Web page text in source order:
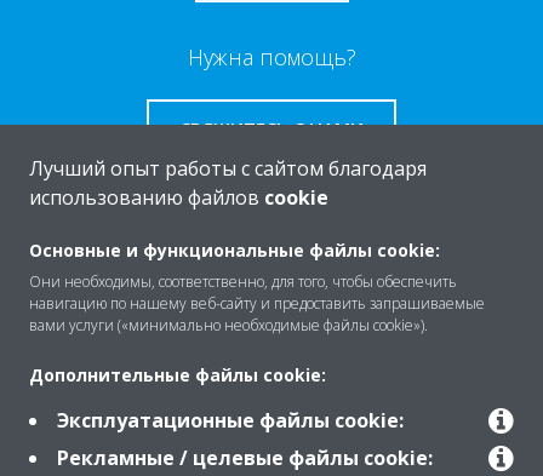
Нужна помощь?
СВЯЖИТЕСЬ С НАМИ
O Daikin
Решения
Помощь
Лучший опыт работы с сайтом благодаря
использованию файлов cookie
Основные и функциональные файлы cookie:
Они необходимы, соответственно, для того, чтобы обеспечить
навигацию по нашему веб-сайту и предоставить запрашиваемые
вами услуги («минимально необходимые файлы cookie»).
Дополнительные файлы cookie:
Эксплуатационные файлы cookie:
Рекламные / целевые файлы cookie: